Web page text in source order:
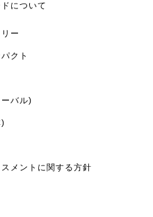
について
ー
クト
バル)
メントに関する方針